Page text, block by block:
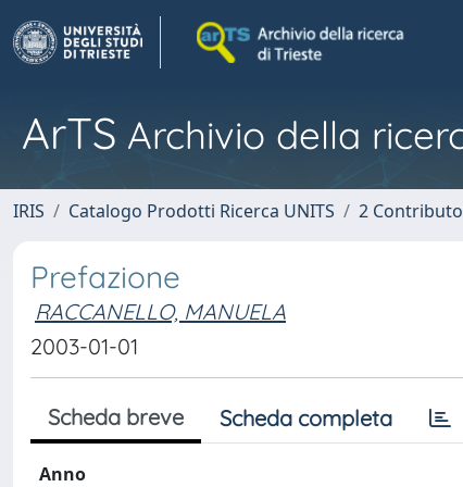
ArTS Archivio della
IRIS Catalogo Prodotti Ricerca UNITS 2
Prefazione
RACCANELLO, MANUELA
2003-01-01
Scheda breve Scheda completa
Anno